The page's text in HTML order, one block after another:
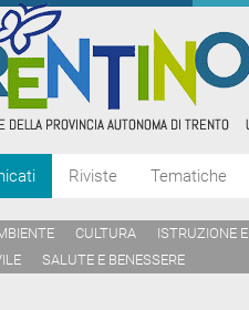
Riviste Tematiche
CULTURA ISTRUZIONE
SALUTE E BENESSERE